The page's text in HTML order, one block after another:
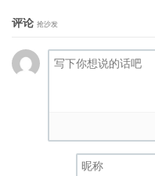
《器子》拍摄之初多次受
力决心越挫越勇，遇到
片没有一个角色更换演员
的意味，终于顺利拍摄
真实，非常享受拍摄期
这部复仇动作片充满悬
评论 抢沙发